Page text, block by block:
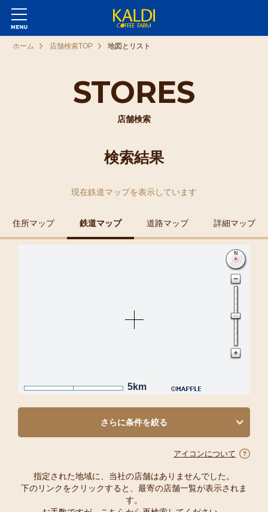
STORES
店舗検索
ホーム 店舗検索TOP 地図とリスト
検索結果
現在鉄道マップを表示しています
住所マップ 鉄道マップ 道路マップ 詳細マップ
5km
さらに条件を絞る
アイコンについて
指定された地域に、当社の店舗はありませんでした。
下のリンクをクリックすると、最寄の店舗一覧が表示されま
す。